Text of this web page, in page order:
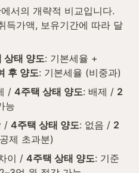
서의 개략적 비교입니다.
득가액, 보유기간에 따라 달
상태 양도: 기본세율 +
후 양도: 기본세율 (비중과)
/ 4주택 상태 양도: 배제 / 2
능
/ 4주택 상태 양도: 없음 / 2
제 초과분)
이 / 4주택 상태 양도: 기준